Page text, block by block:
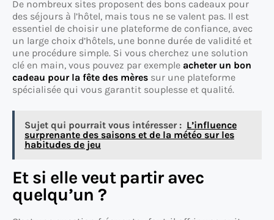
De nombreux sites proposent des bons cadeaux pour
des séjours à l’hôtel, mais tous ne se valent pas. Il est
essentiel de choisir une plateforme de confiance, avec
un large choix d’hôtels, une bonne durée de validité et
une procédure simple. Si vous cherchez une solution
clé en main, vous pouvez par exemple acheter un bon
cadeau pour la fête des mères sur une plateforme
spécialisée qui vous garantit souplesse et qualité.
Sujet qui pourrait vous intéresser : L’influence
surprenante des saisons et de la météo sur les
habitudes de jeu
Et si elle veut partir avec
quelqu’un ?